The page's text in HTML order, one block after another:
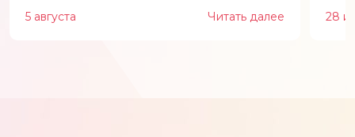
5 августа Читать далее 28